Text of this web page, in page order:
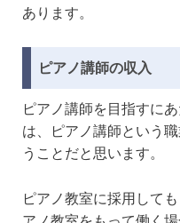
あります。
ピアノ講師の収入
ピアノ講師を目指すに
は、ピアノ講師という
うことだと思います。
ピアノ教室に採用して